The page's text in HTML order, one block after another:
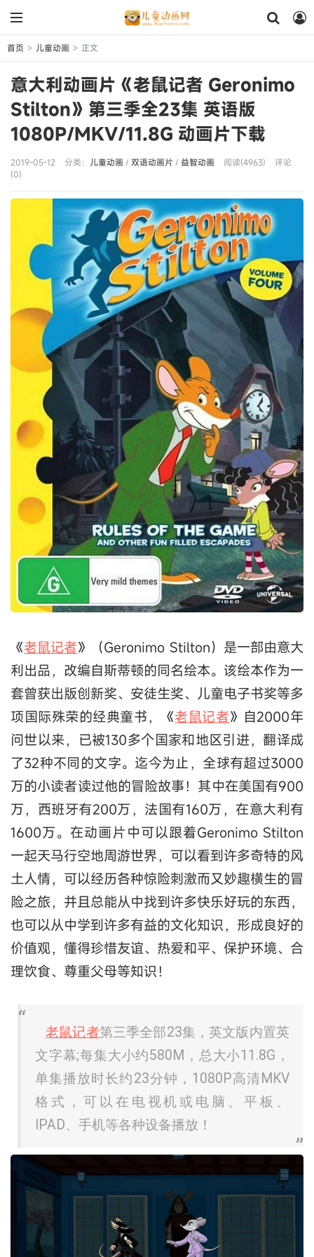
首页 > 儿童动画 > 正文
意大利动画片《老鼠记者 Geronimo
Stilton》第三季全23集 英语版
1080P/MKV/11.8G 动画片下载
2019-05-12 分类： 儿童动画 / 双语动画片/ 益智动画 阅读(4963)
评论
(0)
《老鼠记者》（Geronimo Stilton）是一部由意大
利出品，改编自斯蒂顿的同名绘本。该绘本作为一
套曾获出版创新奖、安徒生奖、儿童电子书奖等多
项国际殊荣的经典童书，《老鼠记者》自2000年
问世以来，已被130多个国家和地区引进，翻译成
了32种不同的文字。迄今为止，全球有超过3000
万的小读者读过他的冒险故事！其中在美国有900
万，西班牙有200万，法国有160万，在意大利有
1600万。在动画片中可以跟着Geronimo Stilton
一起天马行空地周游世界，可以看到许多奇特的风
土人情，可以经历各种惊险刺激而又妙趣横生的冒
险之旅，并且总能从中找到许多快乐好玩的东西，
也可以从中学到许多有益的文化知识，形成良好的
价值观，懂得珍惜友谊、热爱和平、保护环境、合
理饮食、尊重父母等知识！
老鼠记者第三季全部23集，英文版内置英
文字幕;每集大小约580M，总大小11.8G，
单集播放时长约23分钟，1080P高清MKV
格式，可以在电视机或电脑、平板、
IPAD、手机等各种设备播放！